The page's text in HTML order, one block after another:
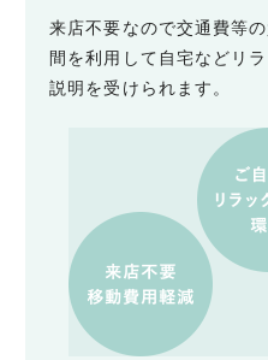
来店不要なので交通費等
間を利用して自宅などリ
説明を受けられます。